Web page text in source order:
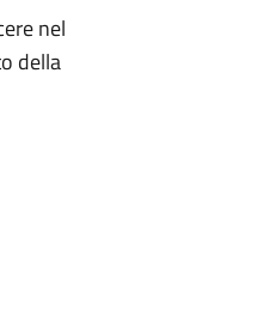
nel
della